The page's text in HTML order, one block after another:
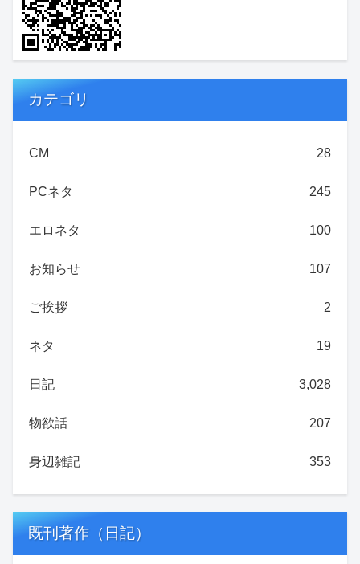
カテゴリ
CM 28
PCネタ 245
エロネタ 100
お知らせ 107
ご挨拶 2
ネタ 19
日記 3,028
物欲話 207
身辺雑記 353
既刊著作（日記）